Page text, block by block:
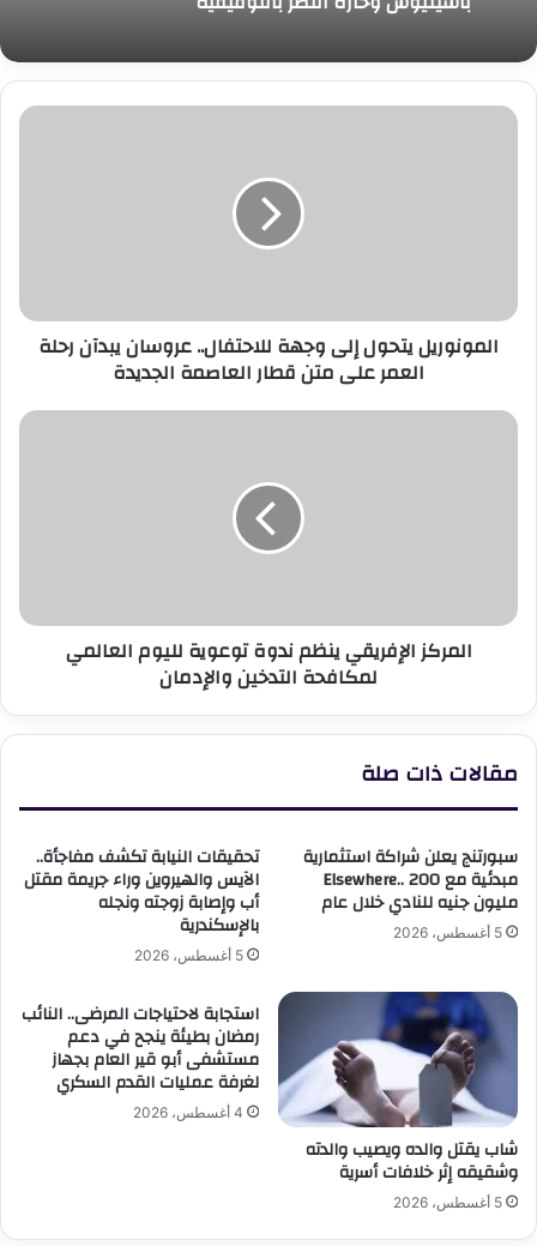
المونوريل
العمر
على
العاصمة
المونوريل يتحول إلى وجهة للاحتفال.. عروسان يبدآن رحلة
العمر على متن قطار العاصمة الجديدة
المركز
التدخين
والإدمانالمركز الإفريقي ينظم ندوة توعوية لليوم العالمي
لمكافحة التدخين والإدمان
مقالات ذات صلة
سبورتنج يعلن شراكة استثمارية
مبدئية مع Elsewhere.. 200
مليون جنيه للنادي خلال عام
5 أغسطس، 2026
تحقيقات النيابة تكشف مفاجأة..
الآيس والهيروين وراء جريمة مقتل
أب وإصابة زوجته ونجله
بالإسكندرية
5 أغسطس، 2026
شاب يقتل والده ويصيب والدته
وشقيقه إثر خلافات أسرية
5 أغسطس، 2026
استجابة لاحتياجات المرضى.. النائب
رمضان بطيئة ينجح في دعم
مستشفى أبو قير العام بجهاز
لغرفة عمليات القدم السكري
4 أغسطس، 2026